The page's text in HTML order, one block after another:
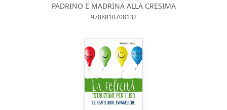
PADRINO E MADRINA ALLA CRESIMA
9788810708132